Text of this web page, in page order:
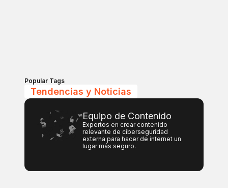
Popular Tags
Tendencias y Noticias
Equipo de Contenido
Expertos en crear contenido
relevante de ciberseguridad
externa para hacer de internet un
lugar más seguro.